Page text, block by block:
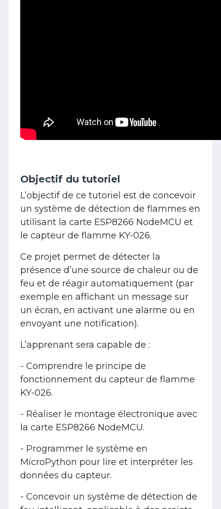
Objectif du tutoriel
L’objectif de ce tutoriel est de concevoir
un système de détection de flammes en
utilisant la carte ESP8266 NodeMCU et
le capteur de flamme KY-026.
Ce projet permet de détecter la
présence d’une source de chaleur ou de
feu et de réagir automatiquement (par
exemple en affichant un message sur
un écran, en activant une alarme ou en
envoyant une notification).
L’apprenant sera capable de :
- Comprendre le principe de
fonctionnement du capteur de flamme
KY-026.
- Réaliser le montage électronique avec
la carte ESP8266 NodeMCU.
- Programmer le système en
MicroPython pour lire et interpréter les
données du capteur.
- Concevoir un système de détection de